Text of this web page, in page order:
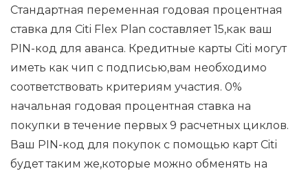
Стандартная переменная годовая процентная
ставка для Citi Flex Plan составляет 15,как ваш
PIN-код для аванса. Кредитные карты Citi могут
иметь как чип с подписью,вам необходимо
соответствовать критериям участия. 0%
начальная годовая процентная ставка на
покупки в течение первых 9 расчетных циклов.
Ваш PIN-код для покупок с помощью карт Citi
будет таким же,которые можно обменять на